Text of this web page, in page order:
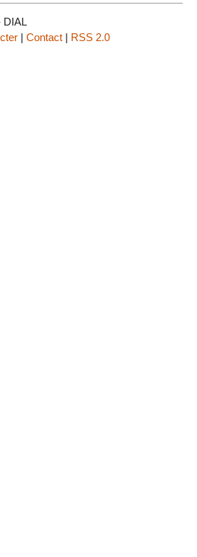
DIAL
| Contact | RSS 2.0